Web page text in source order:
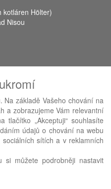
kotláren Hölter)
Nisou
řešení e-commerce pro náš
Na základě Vašeho chování na
a zobrazujeme Vám relevantní
tlačítko „Akceptuji“ souhlasíte
údajů o chování na webu
sítích a v reklamních
si můžete podrobněji nastavit